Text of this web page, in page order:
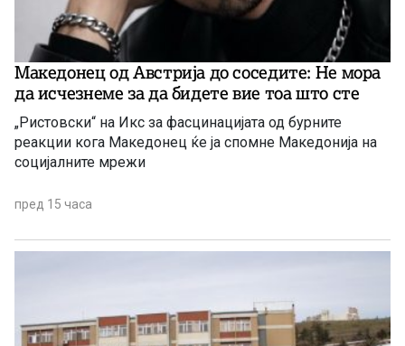
Македонец од Австрија до соседите: Не мора
да исчезнеме за да бидете вие ​​тоа што сте
„Ристовски“ на Икс за фасцинацијата од бурните
реакции кога Македонец ќе ја спомне Македонија на
социјалните мрежи
пред 15 часа